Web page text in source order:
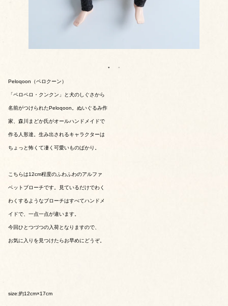
Peloqoon（ペロクーン）
「ペロペロ・クンクン」と犬のしぐさから
名前がつけられたPeloqoon。ぬいぐるみ作
家、森川まどか氏がオールハンドメイドで
作る人形達。生み出されるキャラクターは
ちょっと怖くて凄く可愛いものばかり。
こちらは12cm程度のふわふわのアルファ
ベットブローチです。見ているだけでわく
わくするようなブローチはすべてハンドメ
イドで、一点一点が違います。
今回ひとつづつの入荷となりますので、
お気に入りを見つけたらお早めにどうぞ。
size:約12cm×17cm